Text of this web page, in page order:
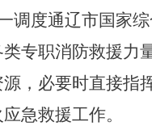
调度通辽市国家
专职消防救援力
，必要时直接指
急救援工作。